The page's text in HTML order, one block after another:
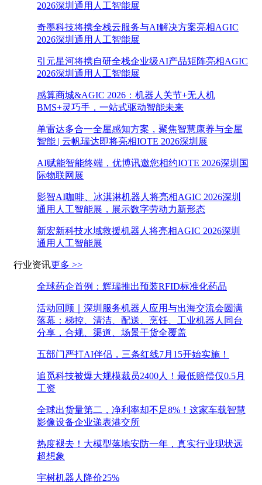
2026深圳通用人工智能展
奇墨科技将携全栈云服务与AI解决方案亮相AGIC
2026深圳通用人工智能展
引元星河将携自研全栈企业级AI产品矩阵亮相AGIC
2026深圳通用人工智能展
感算商城&AGIC 2026：机器人关节+无人机
BMS+灵巧手，一站式驱动智能未来
单雷达多合一全屋感知方案，聚焦智慧康养与全屋
智能 | 云帆瑞达即将亮相IOTE 2026深圳展
AI赋能智能终端，优博讯邀您相约IOTE 2026深圳国
际物联网展
影智AI咖啡、冰淇淋机器人将亮相AGIC 2026深圳
通用人工智能展，展示数字劳动力新形态
新宏新科技水域救援机器人将亮相AGIC 2026深圳
通用人工智能展
行业资讯更多 >>
全球药企首例：辉瑞推出预装RFID标准化药品
活动回顾｜深圳服务机器人应用与出海交流会圆满
落幕：梯控、清洁、配送、烹饪、工业机器人同台
分享，合规、渠道、场景干货全覆盖
五部门严打AI伴侣，三条红线7月15开始实施！
追觅科技被爆大规模裁员2400人！最低赔偿仅0.5月
工资
全球出货量第二，净利率却不足8%！这家车载智慧
影像设备企业递表港交所
热度褪去！大模型落地安防一年，真实行业现状远
超想象
宇树机器人降价25%